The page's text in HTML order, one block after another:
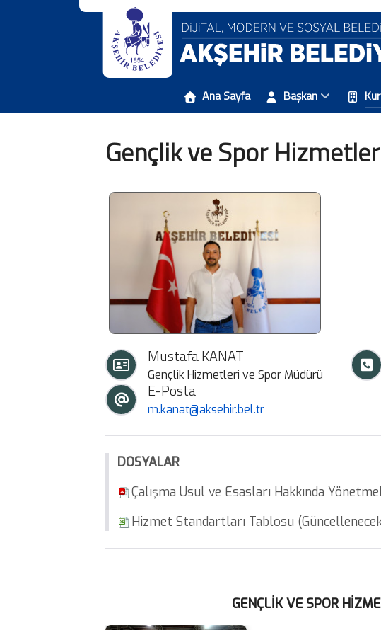
Ana Sayfa Başkan
Gençlik ve Spor
Mustafa KANAT
Gençlik Hizmetleri ve Spor Müdürü
E-Posta
m.kanat@aksehir.bel.tr
DOSYALAR
Çalışma Usul ve Esasları Hakkında
Hizmet Standartları Tablosu
GENÇLİKVE SPOR